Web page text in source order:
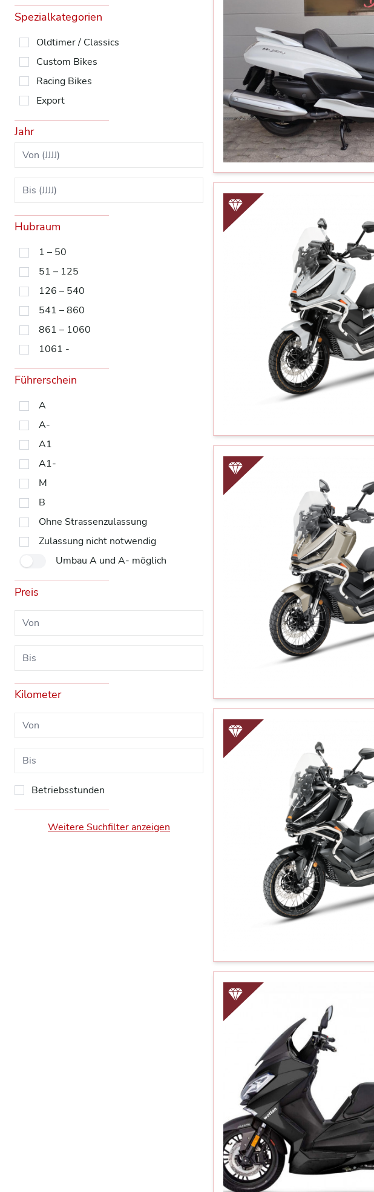
Spezialkategorien
Oldtimer / Classics
Custom Bikes
Racing Bikes
Export
Jahr
Hubraum
1 – 50
51 – 125
126 – 540
541 – 860
861 – 1060
1061 -
Führerschein
A
A-
A1
A1-
M
B
Ohne Strassenzulassung
Zulassung nicht notwendig
Umbau A und A- möglich
Preis
Kilometer
Betriebsstunden
Weitere Suchfilter anzeigen